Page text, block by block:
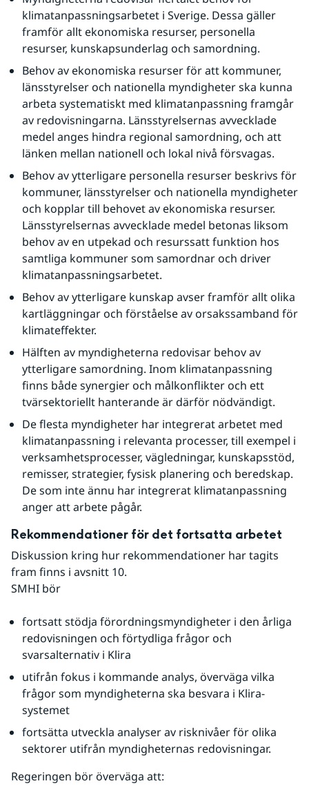
klimatanpassningsarbetet i Sverige. Dessa gäller
framför allt ekonomiska resurser, personella
resurser, kunskapsunderlag och samordning.
Behov av ekonomiska resurser för att kommuner,
länsstyrelser och nationella myndigheter ska kunna
arbeta systematiskt med klimatanpassning framgår
av redovisningarna. Länsstyrelsernas avvecklade
medel anges hindra regional samordning, och att
länken mellan nationell och lokal nivå försvagas.
Behov av ytterligare personella resurser beskrivs för
kommuner, länsstyrelser och nationella myndigheter
och kopplar till behovet av ekonomiska resurser.
Länsstyrelsernas avvecklade medel betonas liksom
behov av en utpekad och resurssatt funktion hos
samtliga kommuner som samordnar och driver
klimatanpassningsarbetet.
Behov av ytterligare kunskap avser framför allt olika
kartläggningar och förståelse av orsakssamband för
klimateffekter.
Hälften av myndigheterna redovisar behov av
ytterligare samordning. Inom klimatanpassning
finns både synergier och målkonflikter och ett
tvärsektoriellt hanterande är därför nödvändigt.
De flesta myndigheter har integrerat arbetet med
klimatanpassning i relevanta processer, till exempel i
verksamhetsprocesser, vägledningar, kunskapsstöd,
remisser, strategier, fysisk planering och beredskap.
De som inte ännu har integrerat klimatanpassning
anger att arbete pågår.
Rekommendationer för det fortsatta arbetet
Diskussion kring hur rekommendationer har tagits
fram finns i avsnitt 10.
SMHI bör
fortsatt stödja förordningsmyndigheter i den årliga
redovisningen och förtydliga frågor och
svarsalternativ i Klira
utifrån fokus i kommande analys, överväga vilka
frågor som myndigheterna ska besvara i Klira-
systemet
fortsätta utveckla analyser av risknivåer för olika
sektorer utifrån myndigheternas redovisningar.
Regeringen bör överväga att: